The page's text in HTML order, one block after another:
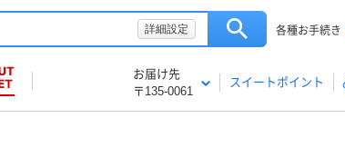
詳細設定 各種お手続き
お届け先
〒135-0061
スイートポイント